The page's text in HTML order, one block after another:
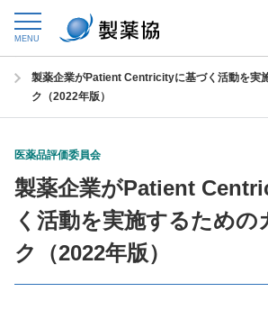
MENU
トップ 委員会からの情報発信 医薬品
製薬企業がPatient Centricityに基づく活動を実
ク（2022年版）
医薬品評価委員会
製薬企業がPatient
く活動を実施するための
ク（2022年版）